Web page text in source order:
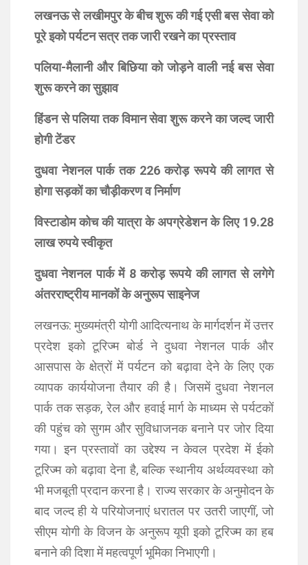
लखनऊ से लखीमपुर के बीच शुरू की गई एसी बस सेवा को
पूरे इको पर्यटन सत्र तक जारी रखने का प्रस्ताव
पलिया-मैलानी और बिछिया को जोड़ने वाली नई बस सेवा
शुरू करने का सुझाव
हिंडन से पलिया तक विमान सेवा शुरू करने का जल्द जारी
होगी टेंडर
दुधवा नेशनल पार्क तक 226 करोड़ रूपये की लागत से
होगा सड़कों का चौड़ीकरण व निर्माण
विस्टाडोम कोच की यात्रा के अपग्रेडेशन के लिए 19.28
लाख रुपये स्वीकृत
दुधवा नेशनल पार्क में 8 करोड़ रूपये की लागत से लगेगे
अंतरराष्ट्रीय मानकों के अनुरूप साइनेज
लखनऊ: मुख्यमंत्री योगी आदित्यनाथ के मार्गदर्शन में उत्तर
प्रदेश इको टूरिज्म बोर्ड ने दुधवा नेशनल पार्क और
आसपास के क्षेत्रों में पर्यटन को बढ़ावा देने के लिए एक
व्यापक कार्ययोजना तैयार की है। जिसमें दुधवा नेशनल
पार्क तक सड़क, रेल और हवाई मार्ग के माध्यम से पर्यटकों
की पहुंच को सुगम और सुविधाजनक बनाने पर जोर दिया
गया। इन प्रस्तावों का उद्देश्य न केवल प्रदेश में ईको
टूरिज्म को बढ़ावा देना है, बल्कि स्थानीय अर्थव्यवस्था को
भी मजबूती प्रदान करना है। राज्य सरकार के अनुमोदन के
बाद जल्द ही ये परियोजनाएं धरातल पर उतरी जाएगीं, जो
सीएम योगी के विजन के अनुरूप यूपी इको टूरिज्म का हब
बनाने की दिशा में महत्वपूर्ण भूमिका निभाएगी।